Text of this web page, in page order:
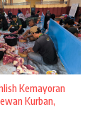
Kemayoran
Kurban,